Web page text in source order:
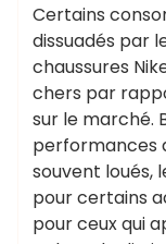
Certains
dissuadés par
chaussures
chers par
sur le marché.
performances
souvent loués,
pour certains
pour ceux qui